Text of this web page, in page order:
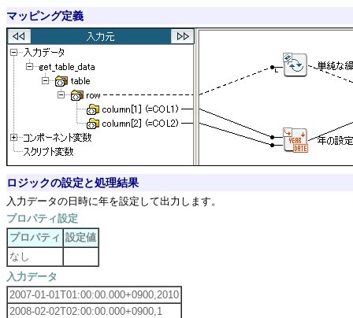
マッピング定義
ロジックの設定と処理結果
入力データの日時に年を設定して出力します。
プロパティ設定
プロパティ 設定値
なし
入力データ
2007-01-01T01:00:00.000+0900,2010
2008-02-02T02:00:00.000+0900,1